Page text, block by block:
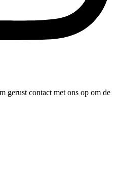
gerust contact met ons op om de